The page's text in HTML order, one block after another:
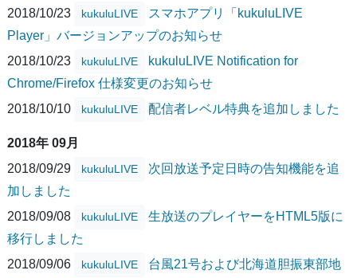
2018/10/23
kukuluLIVE
スマホアプリ「kukuluLIVE
Player」バージョンアップのお知らせ
2018/10/23
kukuluLIVE
kukuluLIVE Notification for
Chrome/Firefox 仕様変更のお知らせ
2018/10/10
kukuluLIVE 配信者レベル特典を追加しました
2018年 09月
2018/09/29
kukuluLIVE
次回放送予定日時の告知機能を追
加しました
2018/09/08
kukuluLIVE
生放送のプレイヤーをHTML5版に
移行しました
2018/09/06
kukuluLIVE
台風21号および北海道胆振東部地